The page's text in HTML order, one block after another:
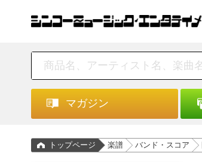
マガジン
トップページ 楽譜 バンド・スコア